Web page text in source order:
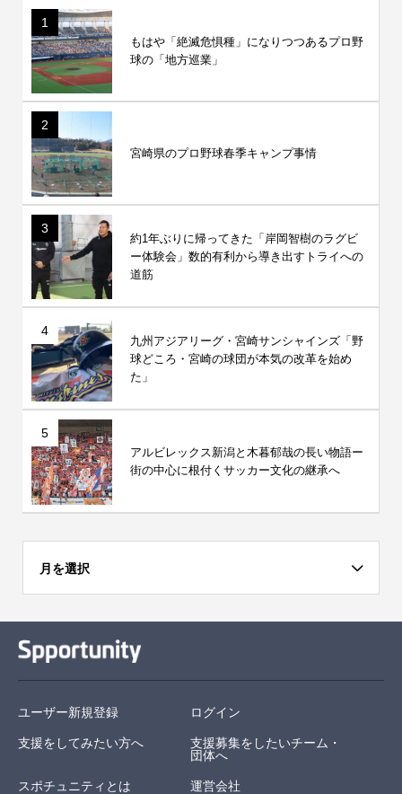
1
もはや「絶滅危惧種」になりつつあるプロ野
球の「地方巡業」
2
宮崎県のプロ野球春季キャンプ事情
3
約1年ぶりに帰ってきた「岸岡智樹のラグビ
ー体験会」数的有利から導き出すトライへの
道筋
4
九州アジアリーグ・宮崎サンシャインズ「野
球どころ・宮崎の球団が本気の改革を始め
た」
5
アルビレックス新潟と木暮郁哉の長い物語ー
街の中心に根付くサッカー文化の継承へ
月を選択
ユーザー新規登録 ログイン
支援をしてみたい方へ
支援募集をしたいチーム・
団体へ
スポチュニティとは 運営会社